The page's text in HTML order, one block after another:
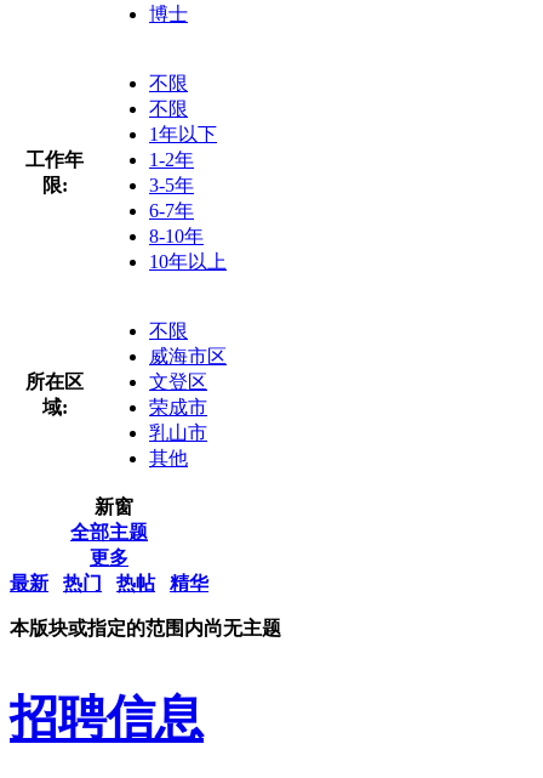
博士
工作年
限:
不限
不限
1年以下
1-2年
3-5年
6-7年
8-10年
10年以上
所在区
域:
不限
威海市区
文登区
荣成市
乳山市
其他
新窗
全部主题
更多
最新
热门 热帖 精华
本版块或指定的范围内尚无主题
招聘信息